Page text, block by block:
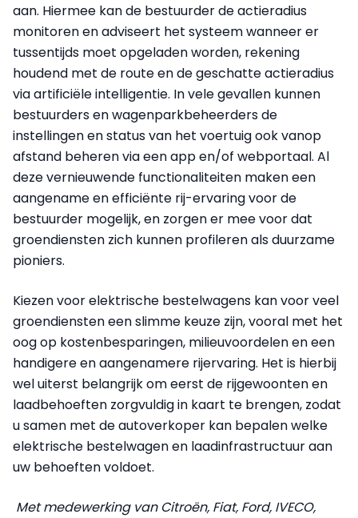
aan. Hiermee kan de bestuurder de actieradius
monitoren en adviseert het systeem wanneer er
tussentijds moet opgeladen worden, rekening
houdend met de route en de geschatte actieradius
via artificiële intelligentie. In vele gevallen kunnen
bestuurders en wagenparkbeheerders de
instellingen en status van het voertuig ook vanop
afstand beheren via een app en/of webportaal. Al
deze vernieuwende functionaliteiten maken een
aangename en efficiënte rij-ervaring voor de
bestuurder mogelijk, en zorgen er mee voor dat
groendiensten zich kunnen profileren als duurzame
pioniers.
Kiezen voor elektrische bestelwagens kan voor veel
groendiensten een slimme keuze zijn, vooral met het
oog op kostenbesparingen, milieuvoordelen en een
handigere en aangenamere rijervaring. Het is hierbij
wel uiterst belangrijk om eerst de rijgewoonten en
laadbehoeften zorgvuldig in kaart te brengen, zodat
u samen met de autoverkoper kan bepalen welke
elektrische bestelwagen en laadinfrastructuur aan
uw behoeften voldoet.
Met medewerking van Citroën, Fiat, Ford, IVECO,